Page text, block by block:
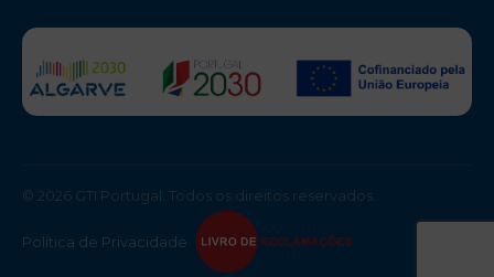
© 2026 GTI Portugal. Todos os direitos reservados.
Política de Privacidade